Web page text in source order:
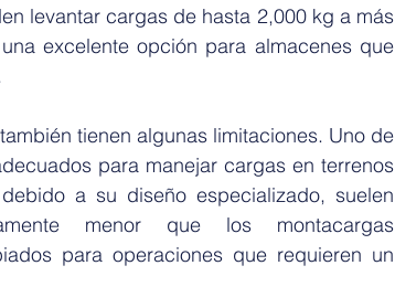
levantar cargas de hasta 2,000 kg a más
excelente opción para almacenes que
tienen algunas limitaciones. Uno de
para manejar cargas en terrenos
a su diseño especializado, suelen
menor que los montacargas
para operaciones que requieren un